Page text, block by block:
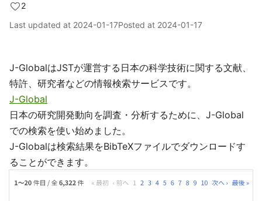
2
Last updated at 2024-01-17Posted at 2024-01-17
J-GlobalはJSTが運営する日本の科学技術に関する文献、
特許、研究者などの情報検索サービスです。
J-Global
日本の研究開発動向を調査・分析するために、J-Global
での検索を使い始めました。
J-Globalは検索結果をBibTeXファイルでダウンロードす
ることができます。